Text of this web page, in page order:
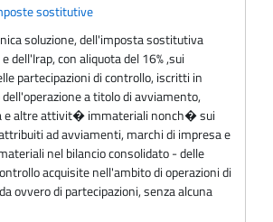
sostitutive
soluzione, dell'imposta sostitutiva
dell'Irap, con aliquota del 16% ,sui
partecipazioni di controllo, iscritti in
a titolo di avviamento,
e altre attivit� immateriali nonch� sui
ad avviamenti, marchi di impresa e
nel bilancio consolidato - delle
acquisite nell'ambito di operazioni di
ovvero di partecipazioni, senza alcuna